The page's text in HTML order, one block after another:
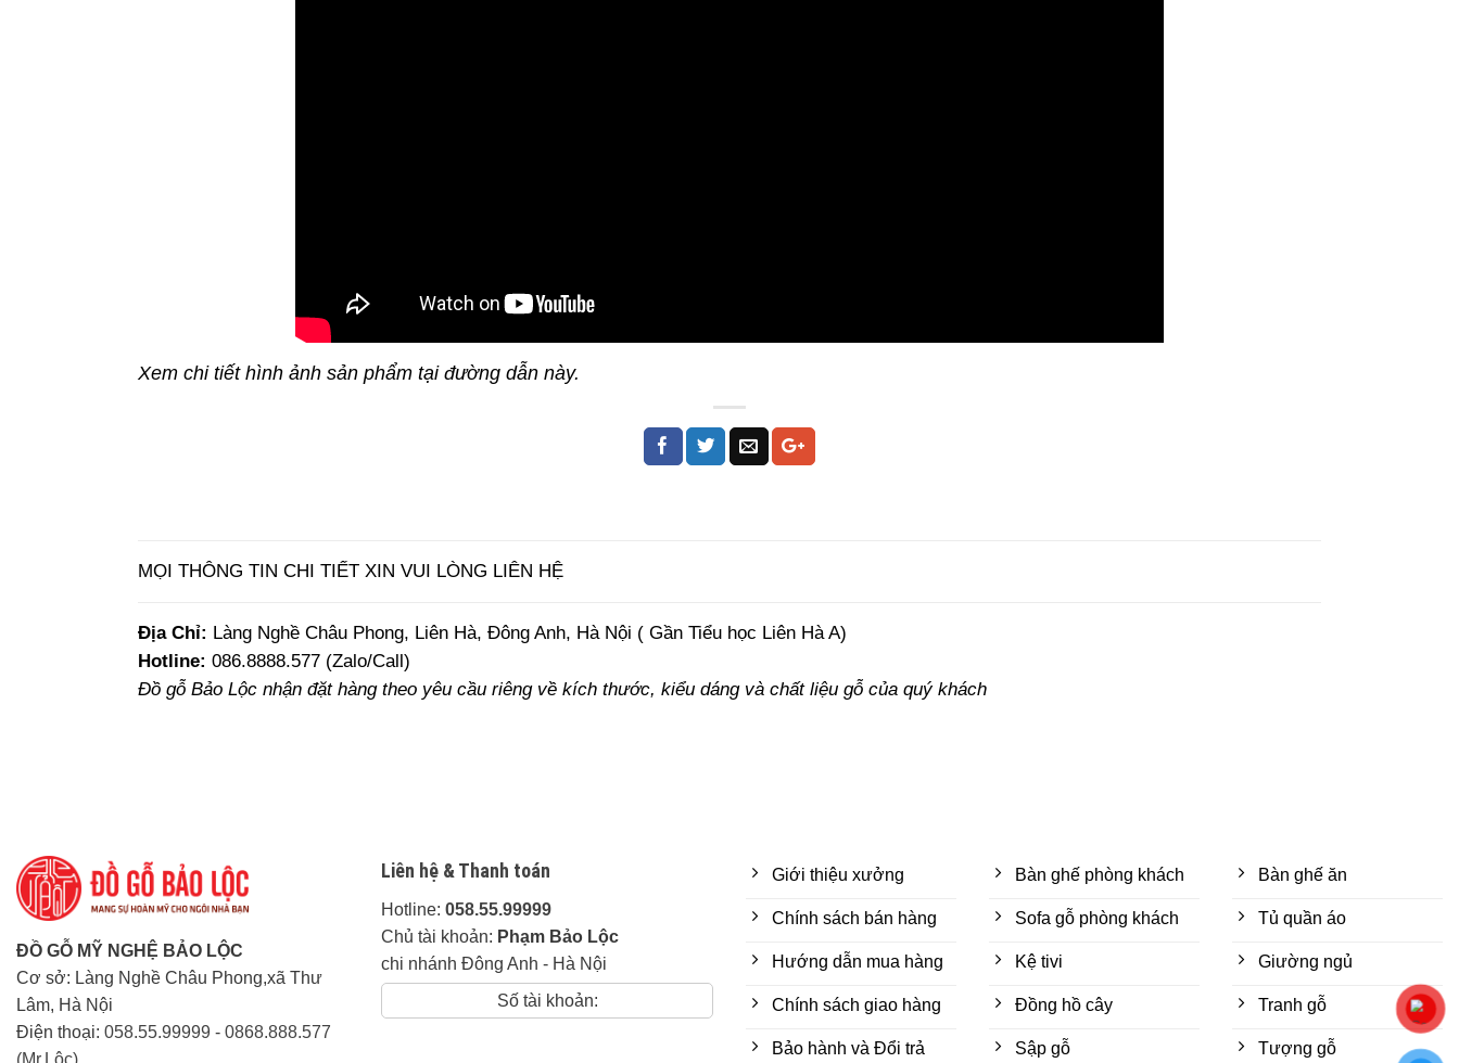
Xem chi tiết hình ảnh sản phẩm tại đường dẫn này.
MỌI THÔNG TIN CHI TIẾT XIN VUI LÒNG LIÊN HỆ
Địa Chỉ: Làng Nghề Châu Phong, Liên Hà, Đông Anh, Hà Nội ( Gần Tiểu học Liên Hà A)
Hotline: 086.8888.577 (Zalo/Call)
Đồ gỗ Bảo Lộc nhận đặt hàng theo yêu cầu riêng về kích thước, kiểu dáng và chất liệu gỗ của quý khách
ĐỒ GỖ MỸ NGHỆ BẢO LỘC
Cơ sở: Làng Nghề Châu Phong,xã Thư
Lâm, Hà Nội
Điện thoại: 058.55.99999 - 0868.888.577
Liên hệ & Thanh toán
Hotline: 058.55.99999
Chủ tài khoản: Phạm Bảo Lộc
chi nhánh Đông Anh - Hà Nội
Số tài khoản:
Giới thiệu xưởng
Chính sách bán hàng
Hướng dẫn mua hàng
Chính sách giao hàng
Bảo hành và Đổi trả
Bàn ghế phòng khách
Sofa gỗ phòng khách
Kệ tivi
Đồng hồ cây
Sập gỗ
Bàn ghế ăn
Tủ quần áo
Giường ngủ
Tranh gỗ
Tượng gỗ